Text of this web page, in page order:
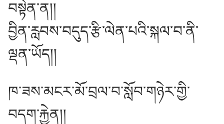
བསྟེན་ན།།
བྱིན་རླབས་བདུད་རྩི་ལེན་པའི་སྐལ་བ་ནི་
ལྡན་ཡོད།།
ཁ་ཟས་མངར་མོ་བྲལ་བ་སློབ་གཉེར་གྱི་
བདག་རྐྱེན།།